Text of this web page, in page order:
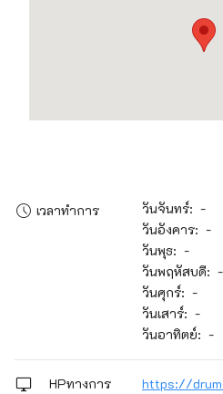
เวลาทำการ
วันจันทร์: -
วันอังคาร: -
วันพุธ: -
วันพฤหัสบดี: -
วันศุกร์: -
วันเสาร์: -
วันอาทิตย์: -
HPทางการ https://